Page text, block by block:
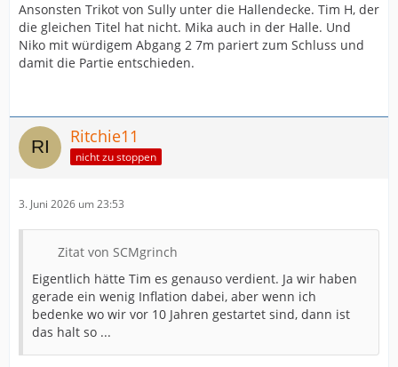
Ansonsten Trikot von Sully unter die Hallendecke. Tim H, der
die gleichen Titel hat nicht. Mika auch in der Halle. Und
Niko mit würdigem Abgang 2 7m pariert zum Schluss und
damit die Partie entschieden.
Ritchie11
nicht zu stoppen
3. Juni 2026 um 23:53
Zitat von SCMgrinch
Eigentlich hätte Tim es genauso verdient. Ja wir haben
gerade ein wenig Inflation dabei, aber wenn ich
bedenke wo wir vor 10 Jahren gestartet sind, dann ist
das halt so ...